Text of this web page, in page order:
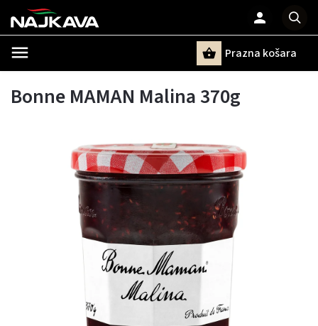
Prazna košara
Bonne MAMAN Malina 370g